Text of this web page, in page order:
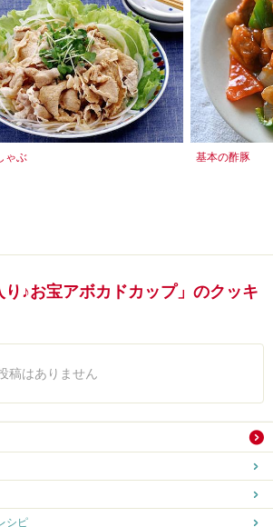
ゃぶ 基本の酢豚
り♪お宝アボカドカップ」のクッキ
稿はありません
シピ